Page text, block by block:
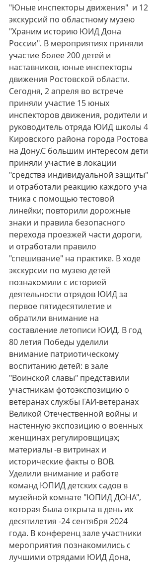
"Юные инспекторы движения"  и 12
экскурсий по областному музею
"Храним историю ЮИД Дона
России". В мероприятиях приняли
участие более 200 детей и
наставников, юные инспекторы
движения Ростовской области.
Сегодня, 2 апреля во встрече
приняли участие 15 юных
инспекторов движения, родители и
руководитель отряда ЮИД школы 4
Кировского района города Ростова
на Дону.С большим интересом дети
приняли участие в локации
"средства индивидуальной защиты"
и отработали реакцию каждого уча
тника с помощью тестовой
линейки; повторили дорожные
знаки и правила безопасного
перехода проезжей части дороги,
и отработали правило
"спешивание" на практике. В ходе
экскурсии по музею детей
познакомили с историей
деятельности отрядов ЮИД за
первое пятидесятилетие и
обратили внимание на
составление летописи ЮИД. В год
80 летия Победы уделили
внимание патриотическому
воспитанию детей: в зале
"Воинской славы" представили
участникам фотоэкспозицию о
ветеранах службы ГАИ-ветеранах
Великой Отечественной войны и
настенную экспозицию о военных
женщинах регулировщицах;
материалы -в витринах и
исторические факты о ВОВ.
Уделили внимание и работе
команд ЮПИД детских садов в
музейной комнате "ЮПИД ДОНА",
которая была открыта в день их
десятилетия -24 сентября 2024
года. В конференц зале участники
мероприятия познакомились с
лучшими отрядами ЮИД Дона,